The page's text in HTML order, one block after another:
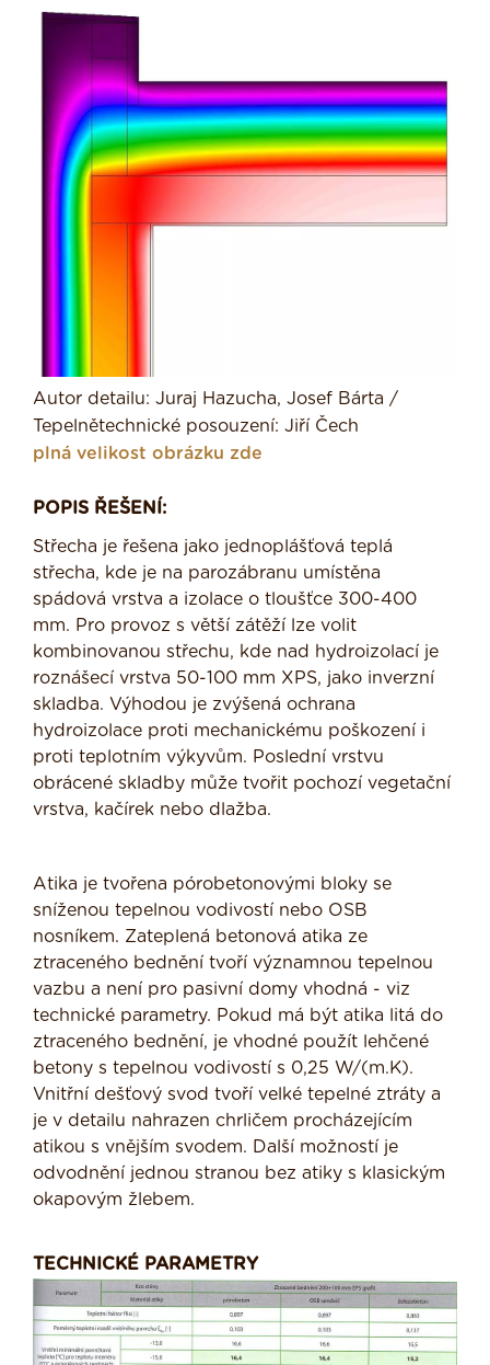
Autor detailu: Juraj Hazucha, Josef Bárta /
Tepelnětechnické posouzení: Jiří Čech
plná velikost obrázku zde
POPIS ŘEŠENÍ:
Střecha je řešena jako jednoplášťová teplá
střecha, kde je na parozábranu umístěna
spádová vrstva a izolace o tloušťce 300-400
mm. Pro provoz s větší zátěží lze volit
kombinovanou střechu, kde nad hydroizolací je
roznášecí vrstva 50-100 mm XPS, jako inverzní
skladba. Výhodou je zvýšená ochrana
hydroizolace proti mechanickému poškození i
proti teplotním výkyvům. Poslední vrstvu
obrácené skladby může tvořit pochozí vegetační
vrstva, kačírek nebo dlažba.
Atika je tvořena pórobetonovými bloky se
sníženou tepelnou vodivostí nebo OSB
nosníkem. Zateplená betonová atika ze
ztraceného bednění tvoří významnou tepelnou
vazbu a není pro pasivní domy vhodná - viz
technické parametry. Pokud má být atika litá do
ztraceného bednění, je vhodné použít lehčené
betony s tepelnou vodivostí s 0,25 W/(m.K).
Vnitřní dešťový svod tvoří velké tepelné ztráty a
je v detailu nahrazen chrličem procházejícím
atikou s vnějším svodem. Další možností je
odvodnění jednou stranou bez atiky s klasickým
okapovým žlebem.
TECHNICKÉ PARAMETRY